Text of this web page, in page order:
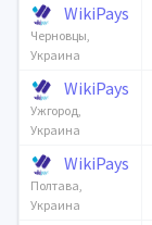
WikiPays
Черновцы,
Украина
WikiPays
Ужгород,
Украина
WikiPays
Полтава,
Украина